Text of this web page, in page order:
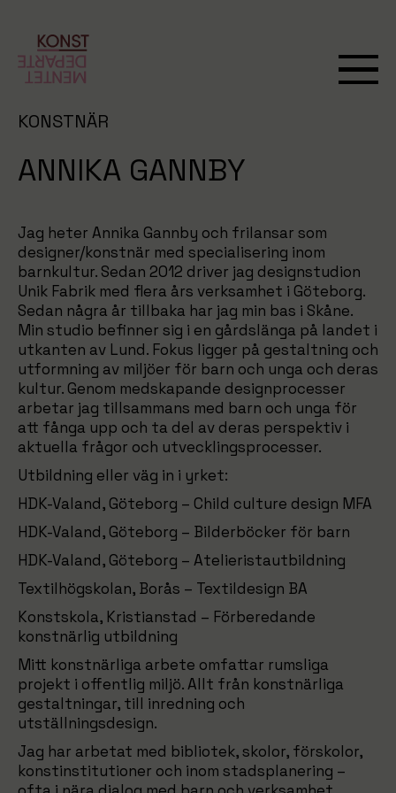
KONSTNÄR
ANNIKA GANNBY
Jag heter Annika Gannby och frilansar som
designer/konstnär med specialisering inom
barnkultur. Sedan 2012 driver jag designstudion
Unik Fabrik med flera års verksamhet i Göteborg.
Sedan några år tillbaka har jag min bas i Skåne.
Min studio befinner sig i en gårdslänga på landet i
utkanten av Lund. Fokus ligger på gestaltning och
utformning av miljöer för barn och unga och deras
kultur. Genom medskapande designprocesser
arbetar jag tillsammans med barn och unga för
att fånga upp och ta del av deras perspektiv i
aktuella frågor och utvecklingsprocesser.
Utbildning eller väg in i yrket:
HDK-Valand, Göteborg – Child culture design MFA
HDK-Valand, Göteborg – Bilderböcker för barn
HDK-Valand, Göteborg – Atelieristautbildning
Textilhögskolan, Borås – Textildesign BA
Konstskola, Kristianstad – Förberedande
konstnärlig utbildning
Mitt konstnärliga arbete omfattar rumsliga
projekt i offentlig miljö. Allt från konstnärliga
gestaltningar, till inredning och
utställningsdesign.
Jag har arbetat med bibliotek, skolor, förskolor,
konstinstitutioner och inom stadsplanering –